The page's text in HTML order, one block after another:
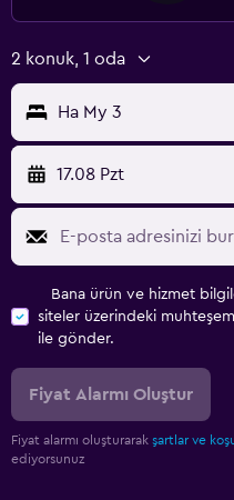
2 konuk, 1 oda
Ha My 3
17.08 Pzt
Bana ürün ve hizmet
siteler üzerindeki
ile gönder.
Fiyat Alarmı Oluştur
Fiyat alarmı oluşturarak şartlar ve
ediyorsunuz